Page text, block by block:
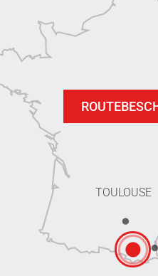
TOULOUSE